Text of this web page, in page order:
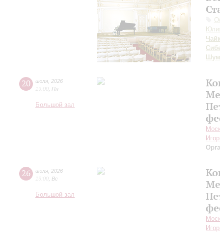
20 июля 2026
19:00 Пн
Большой зал
26 июля 2026
19:00 Вс
Большой зал